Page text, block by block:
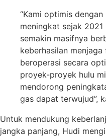
“Kami optimis
meningkat sejak
semakin masifnya
keberhasilan
beroperasi secara
proyek-proyek hulu
mendorong
gas dapat terwujud”,
Untuk mendukung
jangka panjang, Hudi